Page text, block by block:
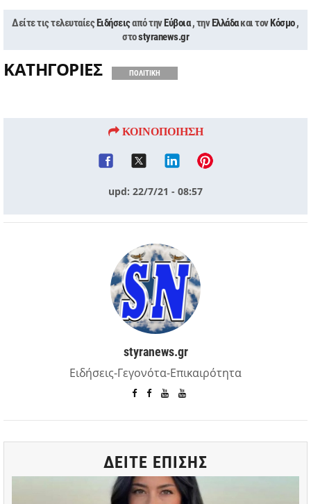
Δείτε τις τελευταίεςΕιδήσειςαπό τηνΕύβοια , τηνΕλλάδακαι τονΚόσμο,
στοstyranews.gr
ΚΑΤΗΓΟΡΙΕΣ ΠΟΛΙΤΙΚΗ
ΚΟΙΝΟΠΟΙΗΣΗ
upd: 22/7/21 - 08:57
styranews.gr
Ειδήσεις-Γεγονότα-Επικαιρότητα
ΔΕΙΤΕ ΕΠΙΣΗΣ